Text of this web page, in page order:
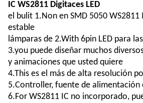
IC WS2811 Digitaces LED
el bulit 1.Non en SMD 5050 WS2811
estable
lámparas de 2.With 6pin LED para
3.you puede diseñar muchos
y animaciones que usted quiere
4.This es el más de alta resolución
5.Controller, fuente de alimentación
6.For WS2811 IC no incorporado,